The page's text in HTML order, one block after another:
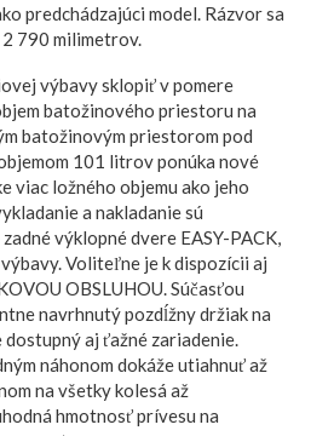
predchádzajúci model. Rázvor sa
790 milimetrov.
výbavy sklopiť v pomere
batožinového priestoru na
batožinovým priestorom pod
101 litrov ponúka nové
viac ložného objemu ako jeho
a nakladanie sú
výklopné dvere EASY-PACK,
Voliteľne je k dispozícii aj
OBSLUHOU. Súčasťou
navrhnutý pozdĺžny držiak na
aj ťažné zariadenie.
náhonom dokáže utiahnuť až
na všetky kolesá až
hmotnosť prívesu na